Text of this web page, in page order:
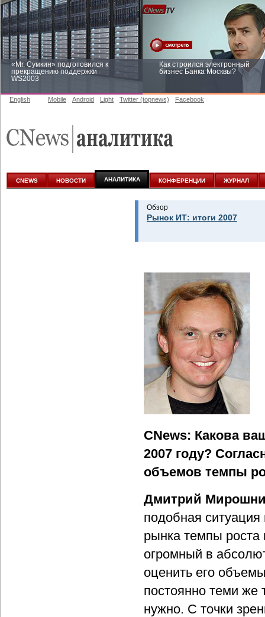
«Mr. Сумкин» подготовился к
прекращению поддержки
WS2003
Как строился электронный
бизнес Банка Москвы?
аналитике
English Mobile Android Light Twitter (topnews) Facebook
CNEWS НОВОСТИ АНАЛИТИКА КОНФЕРЕНЦИИ ЖУРНАЛ
Обзор
Рынок ИТ: итоги 2007
CNews: Какова
2007 году?
объемов темпы
Дмитрий
подобная
рынка темпы
огромный в
оценить его
постоянно теми
нужно. С точки